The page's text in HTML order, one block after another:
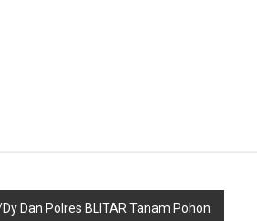
Dan Polres BLITAR Tanam Pohon